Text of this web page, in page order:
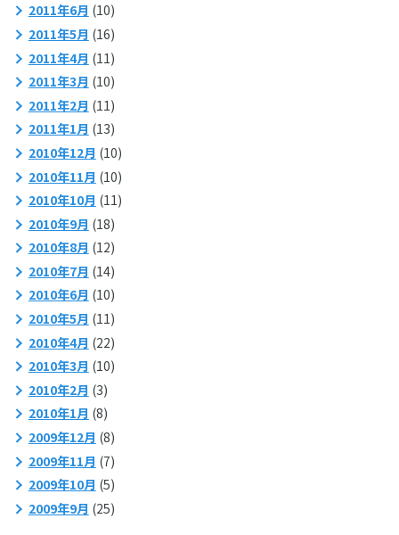
2011年6月 (10)
2011年5月 (16)
2011年4月 (11)
2011年3月 (10)
2011年2月 (11)
2011年1月 (13)
2010年12月 (10)
2010年11月 (10)
2010年10月 (11)
2010年9月 (18)
2010年8月 (12)
2010年7月 (14)
2010年6月 (10)
2010年5月 (11)
2010年4月 (22)
2010年3月 (10)
2010年2月 (3)
2010年1月 (8)
2009年12月 (8)
2009年11月 (7)
2009年10月 (5)
2009年9月 (25)